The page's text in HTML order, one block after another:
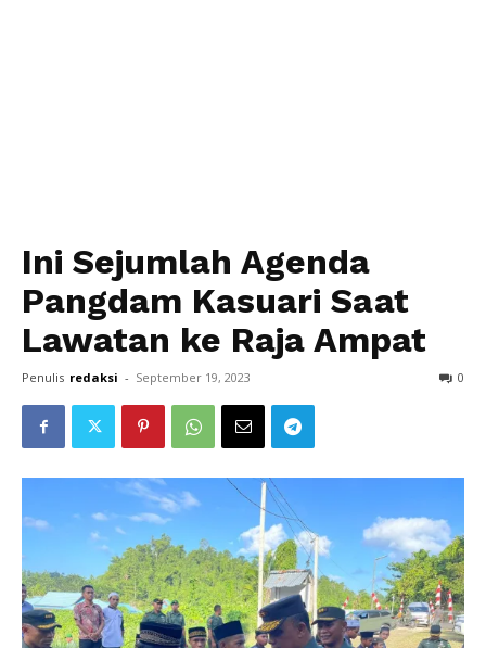
Ini Sejumlah Agenda
Pangdam Kasuari Saat
Lawatan ke Raja Ampat
Penulis redaksi - September 19, 2023 0